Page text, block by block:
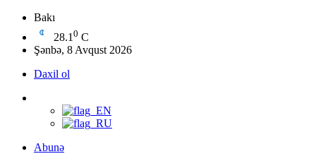
Bakı
28.1 0 C
Şənbə, 8 Avqust 2026
Daxil ol
Abunə